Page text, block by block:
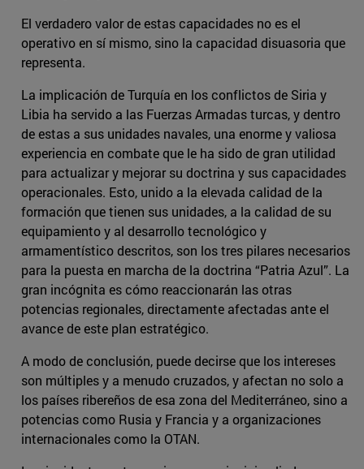
El verdadero valor de estas capacidades no es el
operativo en sí mismo, sino la capacidad disuasoria que
representa.
La implicación de Turquía en los conflictos de Siria y
Libia ha servido a las Fuerzas Armadas turcas, y dentro
de estas a sus unidades navales, una enorme y valiosa
experiencia en combate que le ha sido de gran utilidad
para actualizar y mejorar su doctrina y sus capacidades
operacionales. Esto, unido a la elevada calidad de la
formación que tienen sus unidades, a la calidad de su
equipamiento y al desarrollo tecnológico y
armamentístico descritos, son los tres pilares necesarios
para la puesta en marcha de la doctrina “Patria Azul”. La
gran incógnita es cómo reaccionarán las otras
potencias regionales, directamente afectadas ante el
avance de este plan estratégico.
A modo de conclusión, puede decirse que los intereses
son múltiples y a menudo cruzados, y afectan no solo a
los países ribereños de esa zona del Mediterráneo, sino a
potencias como Rusia y Francia y a organizaciones
internacionales como la OTAN.